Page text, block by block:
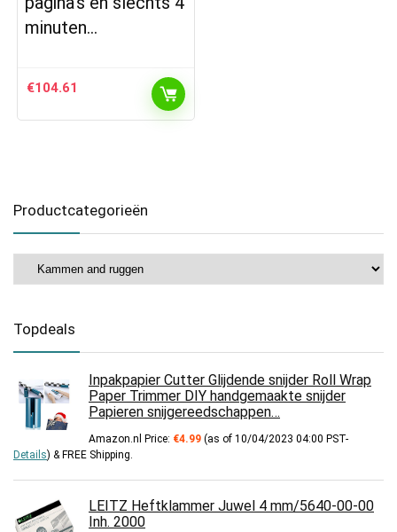
minuten…
€104.61
Productcategorieën
Topdeals
Inpakpapier Cutter Glijdende snijder Roll Wrap
Paper Trimmer DIY handgemaakte snijder
Papieren snijgereedschappen…
Amazon.nl Price: €4.99 (as of 10/04/2023 04:00 PST-
Details) & FREE Shipping.
LEITZ Heftklammer Juwel 4 mm/5640-00-00
Inh. 2000